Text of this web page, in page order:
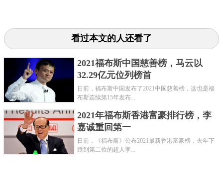
且投资的泡泡玛特、稳健医疗、新产业生物、九号公
司和小鹏汽车等多家行业龙头企业相继上市。
据统计，2020年红杉上市企业数量超过30家，曾相继
创造了5天5个IPO、3天3个IPO的辉煌战绩，而且投资
的独角兽数量达到110家——这些最终帮助红杉多位投
杉已经在过去4个月里收获了13家上市公司，包括快
手、贝泰妮（薇诺娜）等知名企业。
本届上榜的中国投资人也高达20位，占百人名单的五
看过本文的人还看了
2021福布斯中国慈善榜，马云以
32.29亿元位列榜首
日前，福布斯中国发布了2021中国慈善榜，这也是福
布斯连续第15年发布...
2021年福布斯香港富豪排行榜，李
嘉诚重回第一
日前，《福布斯》公布2021最新香港富豪榜，去年下
跌到第二位的超人李...